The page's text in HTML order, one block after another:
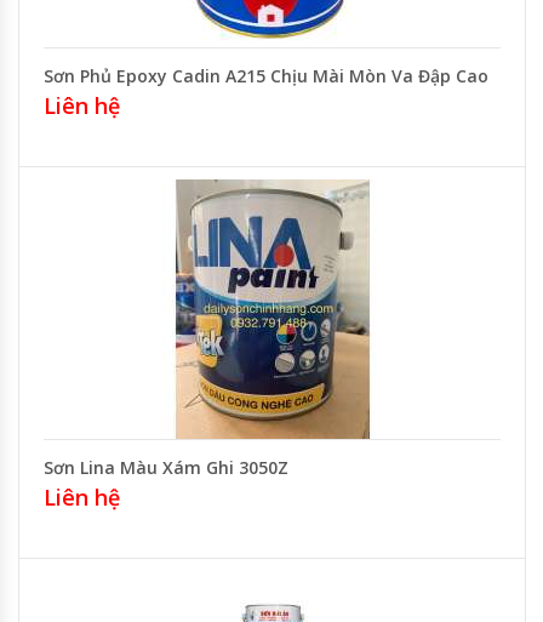
Sơn Phủ Epoxy Cadin A215 Chịu Mài Mòn Va Đập Cao
Liên hệ
Sơn Lina Màu Xám Ghi 3050Z
Liên hệ